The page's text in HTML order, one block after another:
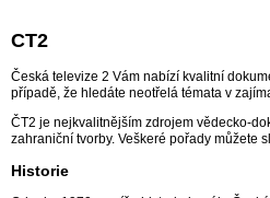
CT2
Česká televize 2 Vám nabízí kvalitní
případě, že hledáte neotřelá témata v
ČT2 je nejkvalitnějším zdrojem vědecko-
zahraniční tvorby. Veškeré pořady můžete
Historie